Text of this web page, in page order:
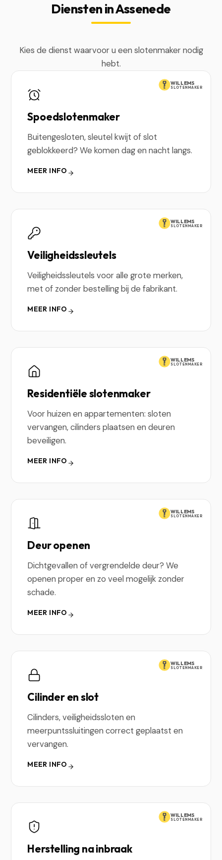
Diensten in Assenede
Kies de dienst waarvoor u een slotenmaker nodig
hebt.
WILLEMS
SLOTENMAKER
Spoedslotenmaker
Buitengesloten, sleutel kwijt of slot
geblokkeerd? We komen dag en nacht langs.
MEER INFO
WILLEMS
SLOTENMAKER
Veiligheidssleutels
Veiligheidssleutels voor alle grote merken,
met of zonder bestelling bij de fabrikant.
MEER INFO
WILLEMS
SLOTENMAKER
Residentiële slotenmaker
Voor huizen en appartementen: sloten
vervangen, cilinders plaatsen en deuren
beveiligen.
MEER INFO
WILLEMS
SLOTENMAKER
Deur openen
Dichtgevallen of vergrendelde deur? We
openen proper en zo veel mogelijk zonder
schade.
MEER INFO
WILLEMS
SLOTENMAKER
Cilinder en slot
Cilinders, veiligheidssloten en
meerpuntssluitingen correct geplaatst en
vervangen.
MEER INFO
WILLEMS
SLOTENMAKER
Herstelling na inbraak